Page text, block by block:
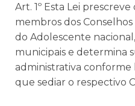
Art. 1º Esta Lei
membros dos
do Adolescente
municipais e determina
administrativa conforme
que sediar o respectivo